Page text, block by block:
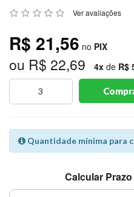
PROMOÇÕES
MARCAS
(81)9
Ver avaliações
R$ 21,56 no PIX
ou R$ 22,69 4x de R$
Quantidade mínima para
Calcular